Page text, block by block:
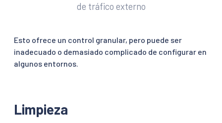
de tráfico externo
Esto ofrece un control granular, pero puede ser
inadecuado o demasiado complicado de configurar en
algunos entornos.
Limpieza